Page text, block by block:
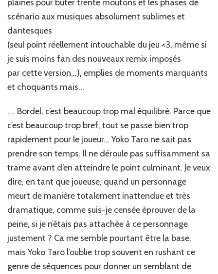
plaines pour buter trente moutons et les phases de
scénario aux musiques absolument sublimes et
dantesques
(seul point réellement intouchable du jeu <3, même si
je suis moins fan des nouveaux remix imposés
par cette version…), emplies de moments marquants
et choquants mais…
…. Bordel, c’est beaucoup trop mal équilibré. Parce que
c’est beaucoup trop bref, tout se passe bien trop
rapidement pour le joueur… Yoko Taro ne sait pas
prendre son temps. Il ne déroule pas suffisamment sa
trame avant d’en atteindre le point culminant. Je veux
dire, en tant que joueuse, quand un personnage
meurt de manière totalement inattendue et très
dramatique, comme suis-je censée éprouver de la
peine, si je n’étais pas attachée à ce personnage
justement ? Ca me semble pourtant être la base,
mais Yoko Taro l’oublie trop souvent en rushant ce
genre de séquences pour donner un semblant de